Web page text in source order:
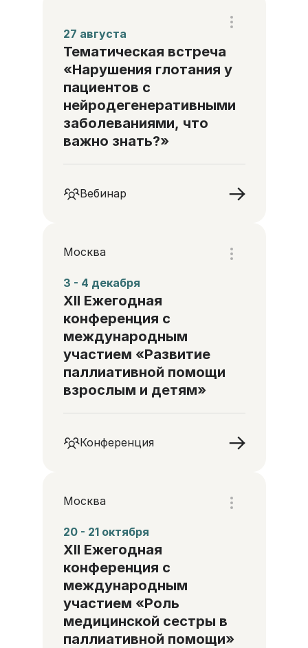
27 августа
Тематическая встреча
«Нарушения глотания у
пациентов с
нейродегенеративными
заболеваниями, что
важно знать?»
Вебинар
Москва
3 - 4 декабря
XII Ежегодная
конференция с
международным
участием «Развитие
паллиативной помощи
взрослым и детям»
Конференция
Москва
20 - 21 октября
XII Ежегодная
конференция с
международным
участием «Роль
медицинской сестры в
паллиативной помощи»